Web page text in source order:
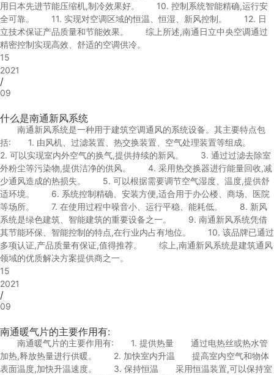
用日本先进节能压缩机,制冷效果好。 10. 控制系统智能精确,运行安
全可靠。 11. 实现对空调区域的恒温、恒湿、新风控制。 12. 日
立技术保证产品质量和节能效果。 综上所述,南通日立中央空调通过
精密控制实现高效、舒适的空调供冷。
15
2021
/
09
什么是南通新风系统
南通新风系统是一种用于建筑空调通风的系统设备。其主要特点包
括: 1. 由风机、过滤装置、热交换装置、空气处理装置等组成。
2. 可以实现室内外空气的换气,提供持续的新风。 3. 通过过滤去除室
外粉尘等污染物,提供洁净的供风。 4. 采用热交换器进行能量回收,减
少通风造成的热损失。 5. 可以根据需要调节空气湿度、温度,提供舒
适环境。 6. 系统控制精确、安装方便,适合用于办公楼、商场、医院
等场所。 7. 在使用过程中噪音小、运行平稳、能耗低。 8. 新风
系统是绿色建筑、智能建筑的重要设备之一。 9. 南通新风系统凭借
其节能环保、智能控制的特点,在行业内占有地位。 10. 该品牌已通过
多项认证,产品质量有保证,值得推荐。 综上,南通新风系统是建筑通风
领域的优质解决方案提供商之一。
15
2021
/
09
南通暖气片的主要作用有:
南通暖气片的主要作用有: 1. 提供热量 通过电热丝或热水管
加热,释放热量进行供暖。 2. 加快室内升温 提高室内空气和物体
表面温度,加快升温速度。 3. 保持恒温 采用恒温装置,可以保持室